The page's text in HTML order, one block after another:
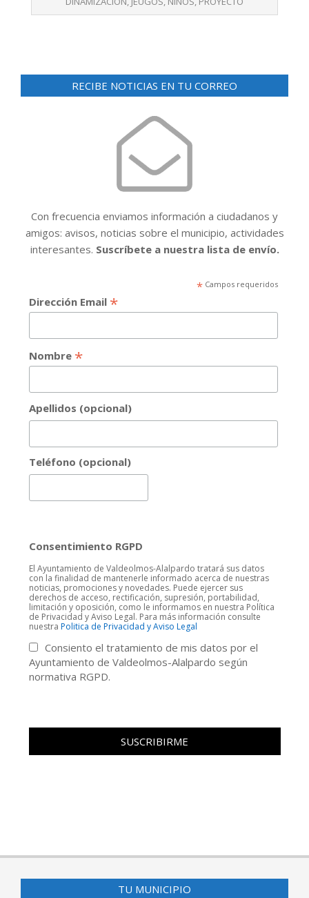
RECIBE NOTICIAS EN TU CORREO
Con frecuencia enviamos información a ciudadanos y
amigos: avisos, noticias sobre el municipio, actividades
interesantes. Suscríbete a nuestra lista de envío.
*Campos requeridos
Dirección Email *
Nombre *
Apellidos (opcional)
Teléfono (opcional)
Consentimiento RGPD
El Ayuntamiento de Valdeolmos-Alalpardo tratará sus datos
con la finalidad de mantenerle informado acerca de nuestras
noticias, promociones y novedades. Puede ejercer sus
derechos de acceso, rectificación, supresión, portabilidad,
limitación y oposición, como le informamos en nuestra Política
de Privacidad y Aviso Legal. Para más información consulte
nuestra Politica de Privacidad y Aviso Legal
Consiento el tratamiento de mis datos por el
Ayuntamiento de Valdeolmos-Alalpardo según
normativa RGPD.
TU MUNICIPIO